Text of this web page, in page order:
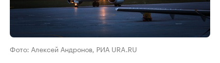
Фото: Алексей Андронов, РИА URA.RU